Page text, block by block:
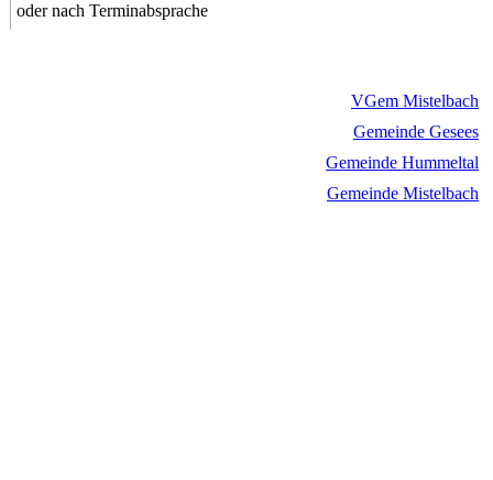
oder nach Terminabsprache
VGem Mistelbach
Gemeinde Gesees
Gemeinde Hummeltal
Gemeinde Mistelbach